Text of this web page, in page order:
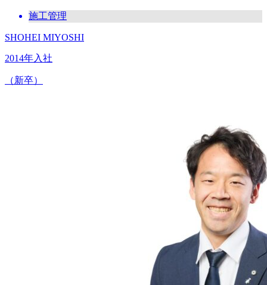
施工管理
SHOHEI MIYOSHI
2014年入社
（新卒）